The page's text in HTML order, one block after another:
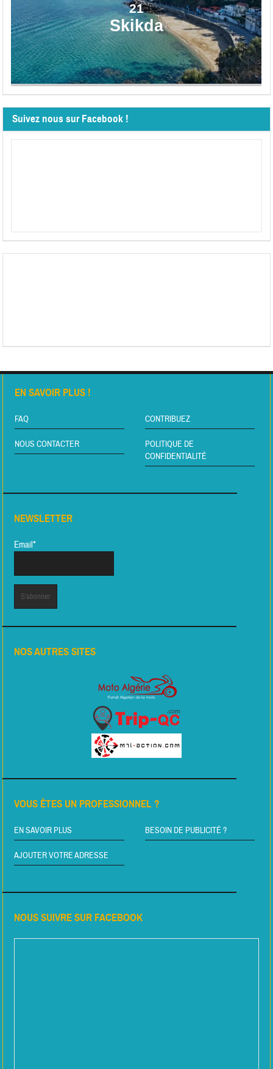
21
Skikda
Suivez nous sur Facebook !
EN SAVOIR PLUS !
FAQ CONTRIBUEZ
NOUS CONTACTER
POLITIQUE DE
CONFIDENTIALITÉ
NEWSLETTER
Email*
NOS AUTRES SITES
VOUS ÊTES UN PROFESSIONNEL ?
EN SAVOIR PLUS BESOIN DE PUBLICITÉ ?
AJOUTER VOTRE ADRESSE
NOUS SUIVRE SUR FACEBOOK